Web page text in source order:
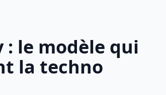
le modèle qui
la techno